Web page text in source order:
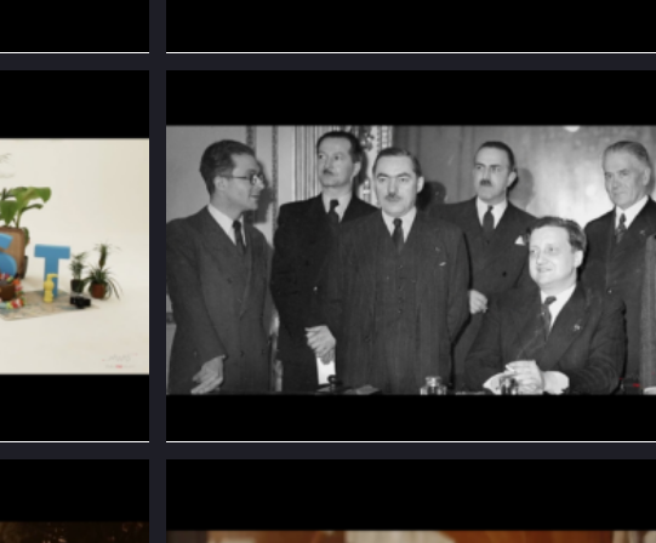
Une nuit à travers champs